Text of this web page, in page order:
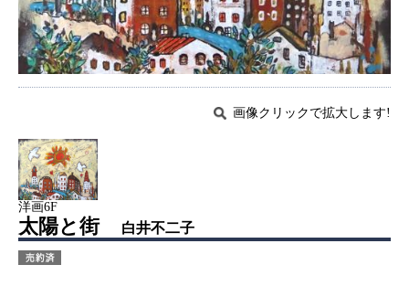
画像クリックで拡大します!
洋画6F
太陽と街 白井不二子